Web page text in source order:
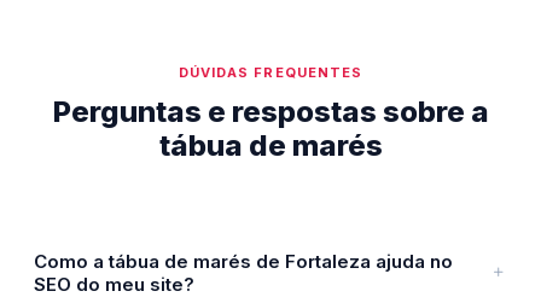
DÚVIDAS FREQUENTES
Perguntas e respostas sobre a
tábua de marés
Como a tábua de marés de Fortaleza ajuda no
SEO do meu site?